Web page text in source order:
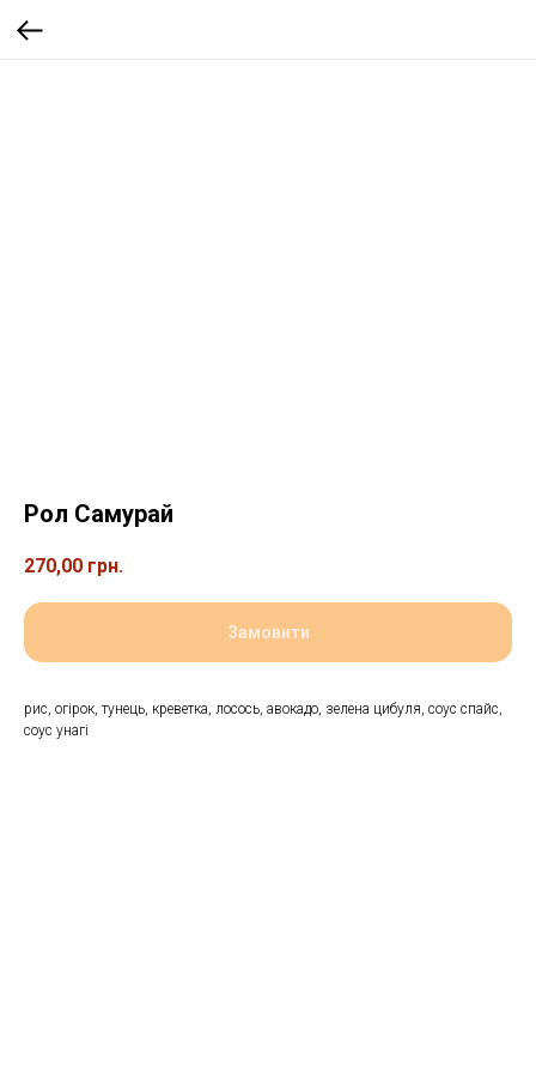
Рол Самурай
270,00 грн.
Замовити
рис, огірок, тунець, креветка, лосось, авокадо, зелена цибуля, соус спайс,
соус унагі